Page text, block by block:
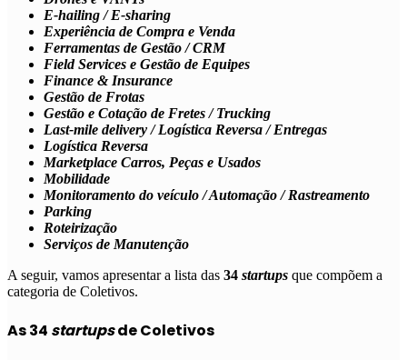
E-hailing / E-sharing
Experiência de Compra e Venda
Ferramentas de Gestão / CRM
Field Services e Gestão de Equipes
Finance & Insurance
Gestão de Frotas
Gestão e Cotação de Fretes / Trucking
Last-mile delivery / Logística Reversa / Entregas
Logística Reversa
Marketplace Carros, Peças e Usados
Mobilidade
Monitoramento do veículo / Automação / Rastreamento
Parking
Roteirização
Serviços de Manutenção
A seguir, vamos apresentar a lista das 34 startups que compõem a
categoria de Coletivos.
As 34 startupsde Coletivos